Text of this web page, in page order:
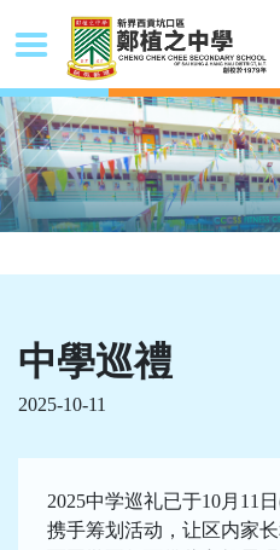
中學巡禮
2025-10-11
2025中学巡礼已于10月11
携手筹划活动，让区内家